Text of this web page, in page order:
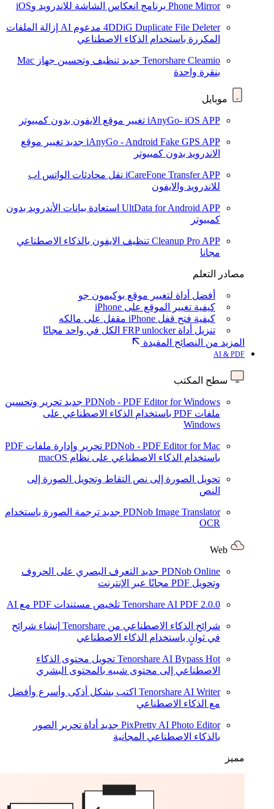
Phone Mirror برنامج انعكاس الشاشة للاندرويد وiOS
4DDiG Duplicate File Deleter مدعوم AI
إزالة الملفات
المكررة باستخدام الذكاء الاصطناعي
Tenorshare Cleamio جديد
تنظيف وتحسين جهاز Mac
بنقرة واحدة
موبايل
iAnyGo- iOS APP تغيير موقع الايفون بدون كمبيوتر
iAnyGo - Android Fake GPS APP جديد تغيير موقع
الاندرويد بدون كمبيوتر
iCareFone Transfer APP نقل محادثات الواتس اب
للاندرويد والايفون
UltData for Android APP استعادة بيانات الأندرويد بدون
كمبيوتر
Cleanup Pro APP تنظيف الايفون بالذكاء الاصطناعي
مجانا
مصادر التعلم
أفضل أداة لتغيير موقع بوكيمون جو
كيفية تغيير الموقع على iPhone
كيفية فتح قفل iPhone مقفل على مالكه
تنزيل أداة FRP unlocker الكل في واحد مجانًا
المزيد من النصائح المفيدة
AI & PDF
سطح المكتب
PDNob - PDF Editor for Windows جديد تحرير وتحسين
ملفات PDF باستخدام الذكاء الاصطناعي على
Windows
PDNob - PDF Editor for Mac
تحرير وإدارة ملفات PDF
باستخدام الذكاء الاصطناعي على نظام macOS
تحويل الصورة إلى نص التقاط وتحويل الصورة إلى
النص
PDNob Image Translator جديد ترجمة الصورة باستخدام
OCR
PDNob Online جديد التعرف البصري على الحروف
وتحويل PDF مجانًا عبر الإنترنت
Tenorshare AI PDF 2.0.0 تلخيص مستندات PDF مع AI
شرائح الذكاء الاصطناعي من Tenorshare
إنشاء شرائح
في ثوانٍ باستخدام الذكاء الاصطناعي
Tenorshare AI Bypass Hot
تحويل محتوى الذكاء
الاصطناعي إلى محتوى شبيه بالمحتوى البشري
Tenorshare AI Writer اكتب بشكل أذكى وأسرع وأفضل
مع الذكاء الاصطناعي
PixPretty AI Photo Editor جديد أداة تحرير الصور
بالذكاء الاصطناعي المجانية
مميز